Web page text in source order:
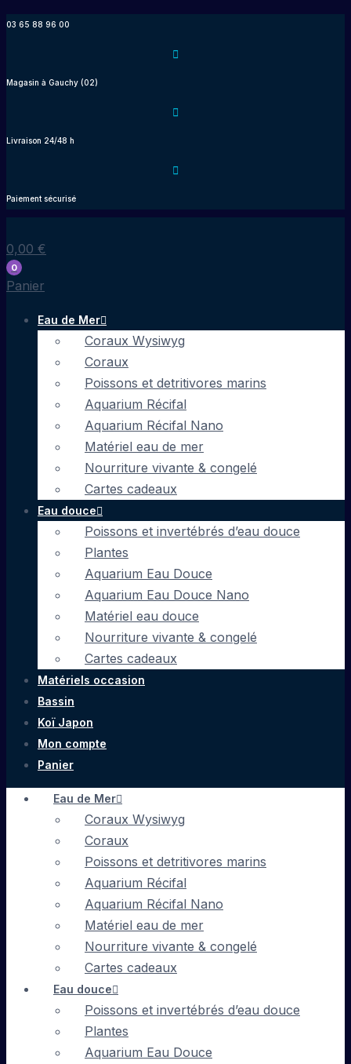
03 65 88 96 00
Magasin à Gauchy (02)
Livraison 24/48 h
Paiement sécurisé
0,00 €
0
Panier
Eau de Mer
Coraux Wysiwyg
Coraux
Poissons et detritivores marins
Aquarium Récifal
Aquarium Récifal Nano
Matériel eau de mer
Nourriture vivante & congelé
Cartes cadeaux
Eau douce
Poissons et invertébrés d’eau douce
Plantes
Aquarium Eau Douce
Aquarium Eau Douce Nano
Matériel eau douce
Nourriture vivante & congelé
Cartes cadeaux
Matériels occasion
Bassin
Koï Japon
Mon compte
Panier
Eau de Mer
Coraux Wysiwyg
Coraux
Poissons et detritivores marins
Aquarium Récifal
Aquarium Récifal Nano
Matériel eau de mer
Nourriture vivante & congelé
Cartes cadeaux
Eau douce
Poissons et invertébrés d’eau douce
Plantes
Aquarium Eau Douce